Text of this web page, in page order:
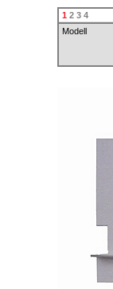
1 2 3 4
Modell